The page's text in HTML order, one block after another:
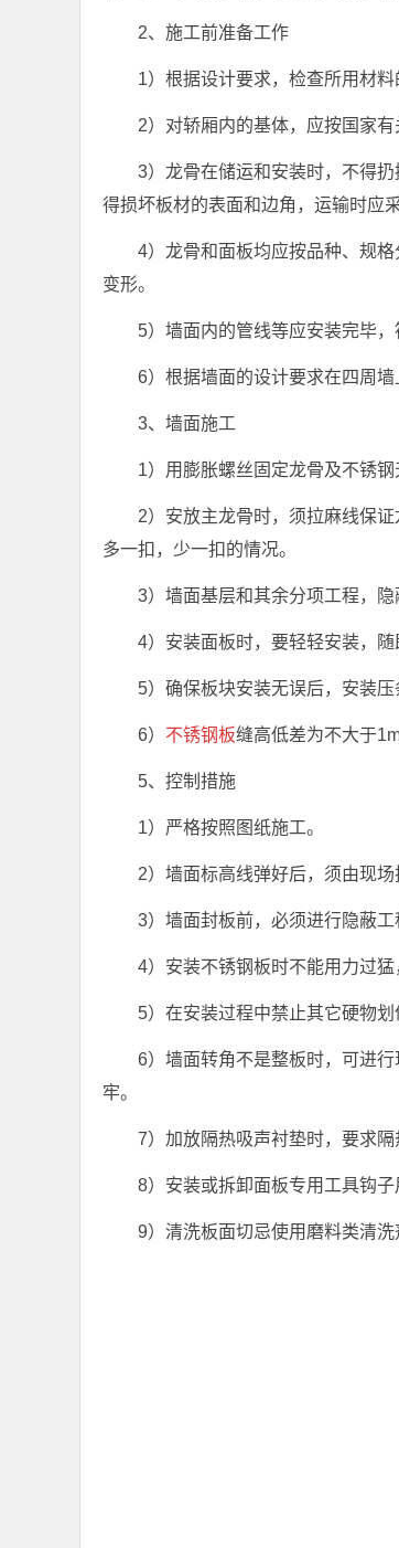
2、施工前准备工作
1）根据设计要求，检查所用材料
2）对轿厢内的基体，应按国家有
3）龙骨在储运和安装时，不得
得损坏板材的表面和边角，运输时应
4）龙骨和面板均应按品种、规
变形。
5）墙面内的管线等应安装完毕，
6）根据墙面的设计要求在四周墙
3、墙面施工
1）用膨胀螺丝固定龙骨及不锈钢
2）安放主龙骨时，须拉麻线保
多一扣，少一扣的情况。
3）墙面基层和其余分项工程，
4）安装面板时，要轻轻安装，
5）确保板块安装无误后，安装压
6） 不锈钢板缝高低差为不大于
5、控制措施
1）严格按照图纸施工。
2）墙面标高线弹好后，须由现场
3）墙面封板前，必须进行隐蔽工
4）安装不锈钢板时不能用力过
5）在安装过程中禁止其它硬物
6）墙面转角不是整板时，可进
牢。
7）加放隔热吸声衬垫时，要求
8）安装或拆卸面板专用工具钩
9）清洗板面切忌使用磨料类清洗